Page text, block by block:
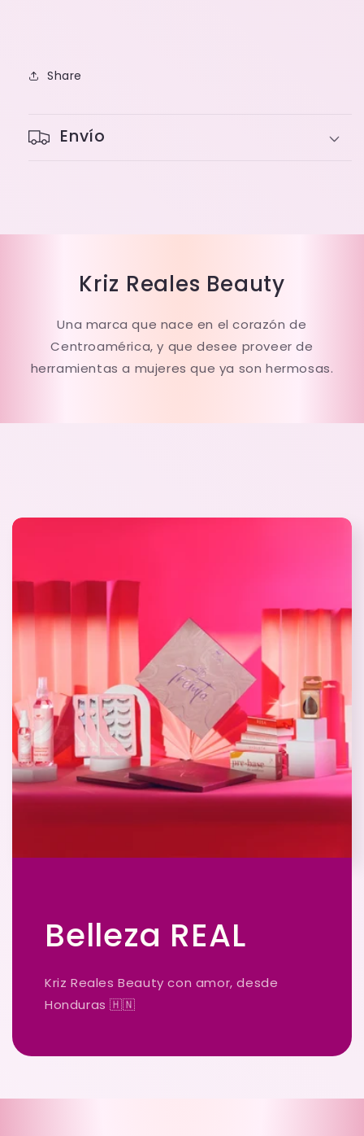
Share
Envío
Kriz Reales Beauty
Una marca que nace en el corazón de
Centroamérica, y que desee proveer de
herramientas a mujeres que ya son hermosas.
Belleza REAL
Kriz Reales Beauty con amor, desde
Honduras 🇭🇳